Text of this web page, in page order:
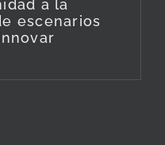
a la
escenarios